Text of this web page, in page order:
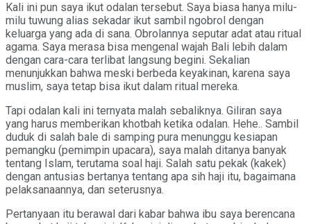
Kali ini pun saya ikut odalan tersebut. Saya biasa hanya milu-
milu tuwung alias sekadar ikut sambil ngobrol dengan
keluarga yang ada di sana. Obrolannya seputar adat atau ritual
agama. Saya merasa bisa mengenal wajah Bali lebih dalam
dengan cara-cara terlibat langsung begini. Sekalian
menunjukkan bahwa meski berbeda keyakinan, karena saya
muslim, saya tetap bisa ikut dalam ritual mereka.
Tapi odalan kali ini ternyata malah sebaliknya. Giliran saya
yang harus memberikan khotbah ketika odalan. Hehe.. Sambil
duduk di salah bale di samping pura menunggu kesiapan
pemangku (pemimpin upacara), saya malah ditanya banyak
tentang Islam, terutama soal haji. Salah satu pekak (kakek)
dengan antusias bertanya tentang apa sih haji itu, bagaimana
pelaksanaannya, dan seterusnya.
Pertanyaan itu berawal dari kabar bahwa ibu saya berencana